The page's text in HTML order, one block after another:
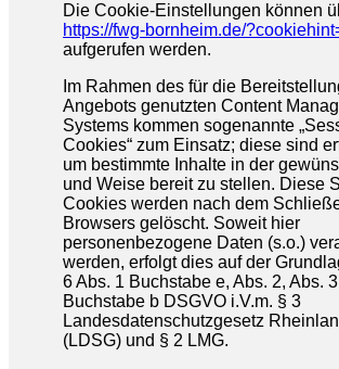
Die Cookie-Einstellungen können
https://fwg-bornheim.de/
aufgerufen werden.
Im Rahmen des für die
Angebots genutzten Content
Systems kommen sogenannte
Cookies“ zum Einsatz; diese sind
um bestimmte Inhalte in der
und Weise bereit zu stellen. Diese
Cookies werden nach dem
Browsers gelöscht. Soweit hier
personenbezogene Daten (s.o.)
werden, erfolgt dies auf der
6 Abs. 1 Buchstabe e, Abs. 2, Abs. 3
Buchstabe b DSGVO i.V.m. § 3
Landesdatenschutzgesetz
(LDSG) und § 2 LMG.